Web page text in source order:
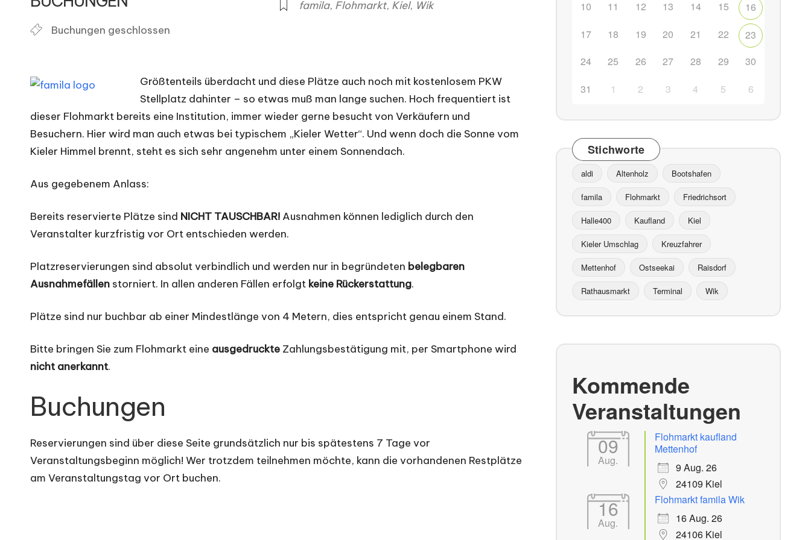
o
h
ä
r
k
t
Buchungen geschlossen
famila, Flohmarkt, Kiel, Wik
Größtenteils überdacht und diese Plätze auch noch mit kostenlosem PKW
Stellplatz dahinter – so etwas muß man lange suchen. Hoch frequentiert ist
dieser Flohmarkt bereits eine Institution, immer wieder gerne besucht von Verkäufern und
Besuchern. Hier wird man auch etwas bei typischem „Kieler Wetter“. Und wenn doch die Sonne vom
Kieler Himmel brennt, steht es sich sehr angenehm unter einem Sonnendach.
Aus gegebenem Anlass:
Bereits reservierte Plätze sind NICHT TAUSCHBAR! Ausnahmen können lediglich durch den
Veranstalter kurzfristig vor Ort entschieden werden.
Platzreservierungen sind absolut verbindlich und werden nur in begründeten belegbaren
Ausnahmefällen storniert. In allen anderen Fällen erfolgt keine Rückerstattung.
Plätze sind nur buchbar ab einer Mindestlänge von 4 Metern, dies entspricht genau einem Stand.
Bitte bringen Sie zum Flohmarkt eine ausgedruckte Zahlungsbestätigung mit, per Smartphone wird
nicht anerkannt.
Buchungen
Reservierungen sind über diese Seite grundsätzlich nur bis spätestens 7 Tage vor
Veranstaltungsbeginn möglich! Wer trotzdem teilnehmen möchte, kann die vorhandenen Restplätze
am Veranstaltungstag vor Ort buchen.
10
11 12 13 14 15
16
17
18 19 20 21 22
23
24
25 26 27 28 29
30
31
1 2 3 4 5 6
Stichworte
aldi Altenholz Bootshafen
famila Flohmarkt Friedrichsort
Halle400 Kaufland Kiel
Kieler Umschlag Kreuzfahrer
Mettenhof Ostseekai Raisdorf
Rathausmarkt Terminal Wik
Kommende
Veranstaltungen
09
Aug.
Flohmarkt kaufland
Mettenhof
9 Aug. 26
24109 Kiel
16
Aug.
Flohmarkt famila Wik
16 Aug. 26
24106 Kiel